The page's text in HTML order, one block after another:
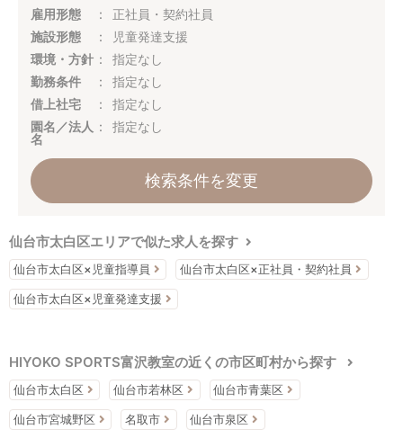
雇用形態
正社員・契約社員
施設形態
児童発達支援
環境・方針
指定なし
勤務条件
指定なし
借上社宅
指定なし
園名／法人
名
指定なし
検索条件を変更
仙台市太白区エリアで似た求人を探す
仙台市太白区×児童指導員 仙台市太白区×正社員・契約社員
仙台市太白区×児童発達支援
HIYOKO SPORTS富沢教室の近くの市区町村から探す
仙台市太白区 仙台市若林区 仙台市青葉区
仙台市宮城野区 名取市 仙台市泉区